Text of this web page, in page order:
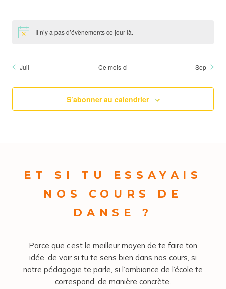
Il n’y a pas d’évènements ce jour là.
Juil Ce mois-ci Sep
S’abonner au calendrier
ET SI TU ESSAYAIS
NOS COURS DE
DANSE ?
Parce que c’est le meilleur moyen de te faire ton
idée, de voir si tu te sens bien dans nos cours, si
notre pédagogie te parle, si l’ambiance de l’école te
correspond, de manière concrète.